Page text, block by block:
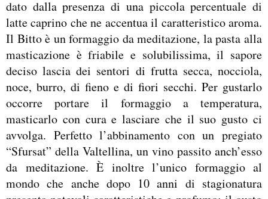
dato dalla presenza di una piccola percentuale di
latte caprino che ne accentua il caratteristico aroma.
Il Bitto è un formaggio da meditazione, la pasta alla
masticazione è friabile e solubilissima, il sapore
deciso lascia dei sentori di frutta secca, nocciola,
noce, burro, di fieno e di fiori secchi. Per gustarlo
occorre portare il formaggio a temperatura,
masticarlo con cura e lasciare che il suo gusto ci
avvolga. Perfetto l’abbinamento con un pregiato
“Sfursat” della Valtellina, un vino passito anch’esso
da meditazione. È inoltre l’unico formaggio al
mondo che anche dopo 10 anni di stagionatura